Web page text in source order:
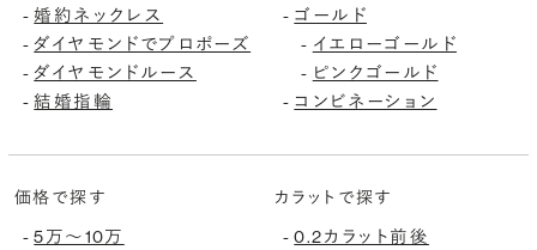
-婚約ネックレス
-ダイヤモンドでプロポーズ
-ダイヤモンドルース
-結婚指輪
- ゴールド
- イエローゴールド
- ピンクゴールド
- コンビネーション
価格で探す
-5万〜10万
カラットで探す
-0.2カラット前後